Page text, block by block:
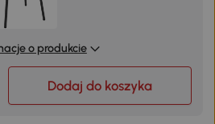
o produkcie
Dodaj do koszyka